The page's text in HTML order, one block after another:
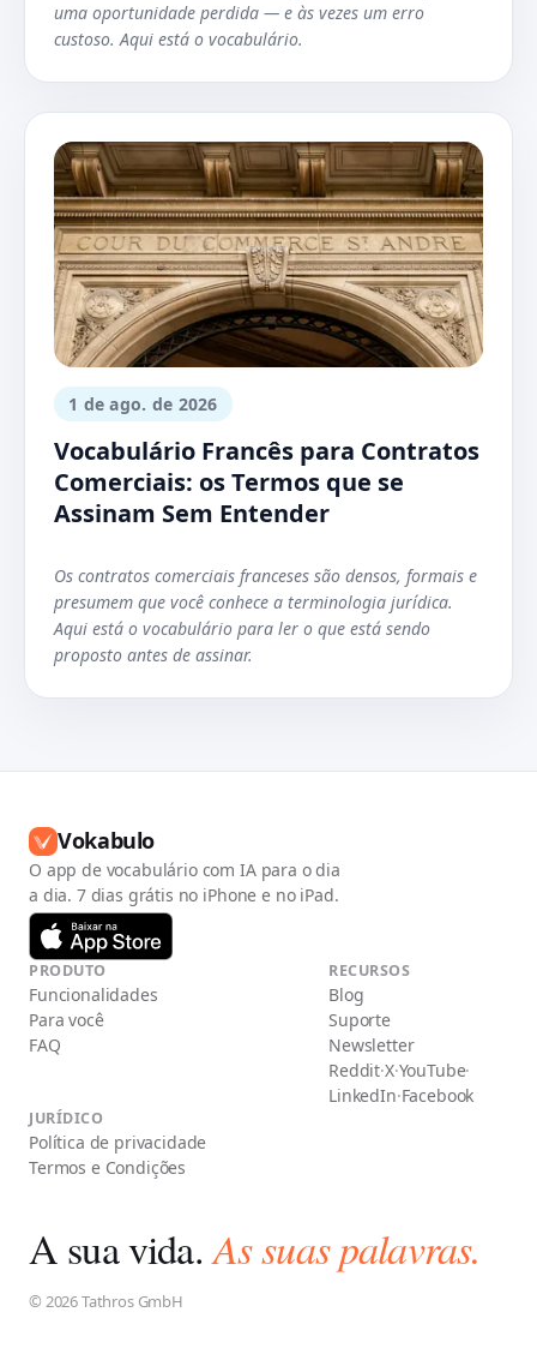
uma oportunidade perdida — e às vezes um erro
custoso. Aqui está o vocabulário.
1 de ago. de 2026
Vocabulário Francês para Contratos
Comerciais: os Termos que se
Assinam Sem Entender
Os contratos comerciais franceses são densos, formais e
presumem que você conhece a terminologia jurídica.
Aqui está o vocabulário para ler o que está sendo
proposto antes de assinar.
Vokabulo
O app de vocabulário com IA para o dia
a dia. 7 dias grátis no iPhone e no iPad.
PRODUTO
Funcionalidades
Para você
FAQ
RECURSOS
Blog
Suporte
Newsletter
Reddit·X·YouTube·
LinkedIn·Facebook
JURÍDICO
Política de privacidade
Termos e Condições
A sua vida.As suas palavras.
© 2026 Tathros GmbH